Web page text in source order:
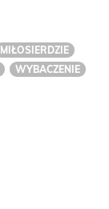
MIŁOSIERDZIE
WYBACZENIE